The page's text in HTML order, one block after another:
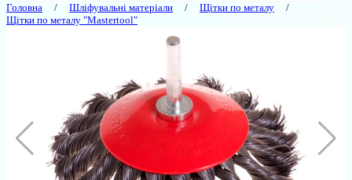
Головна Шліфувальні матеріали
Щітки по металу
Щітки по металу "Mastertool"